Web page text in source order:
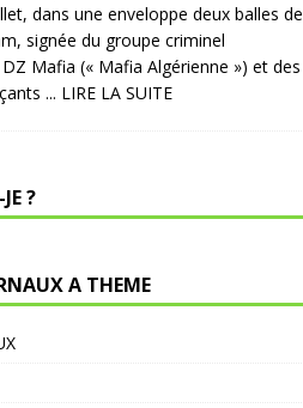
dans une enveloppe deux balles de
signée du groupe criminel
Mafia (« Mafia Algérienne ») et des
... LIRE LA SUITE
?
A THEME